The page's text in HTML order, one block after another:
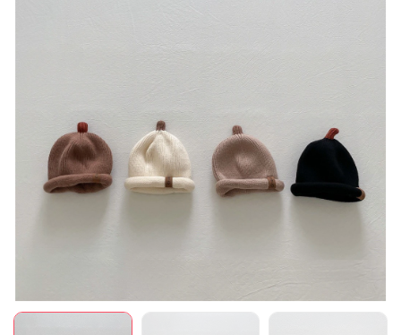
Mã giảm giá: